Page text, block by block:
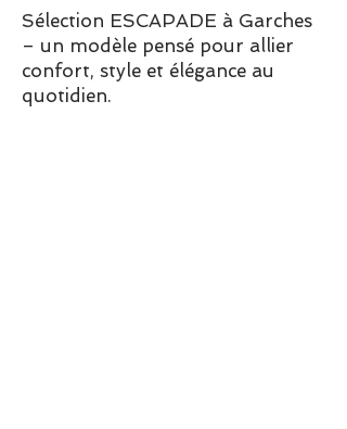
Sélection ESCAPADE à Garches
– un modèle pensé pour allier
confort, style et élégance au
quotidien.